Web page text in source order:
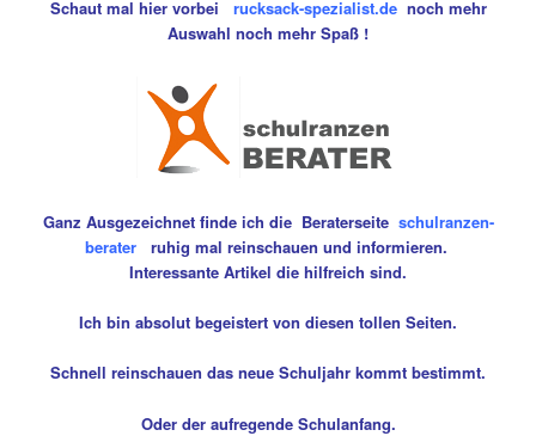
Schaut mal hier vorbei rucksack-spezialist.denoch mehr
Auswahl noch mehr Spaß !
Ganz Ausgezeichnet finde ich die Beraterseite schulranzen-
berater
ruhig mal reinschauen und informieren.
Interessante Artikel die hilfreich sind.
Ich bin absolut begeistert von diesen tollen Seiten.
Schnell reinschauen das neue Schuljahr kommt bestimmt.
Oder der aufregende Schulanfang.